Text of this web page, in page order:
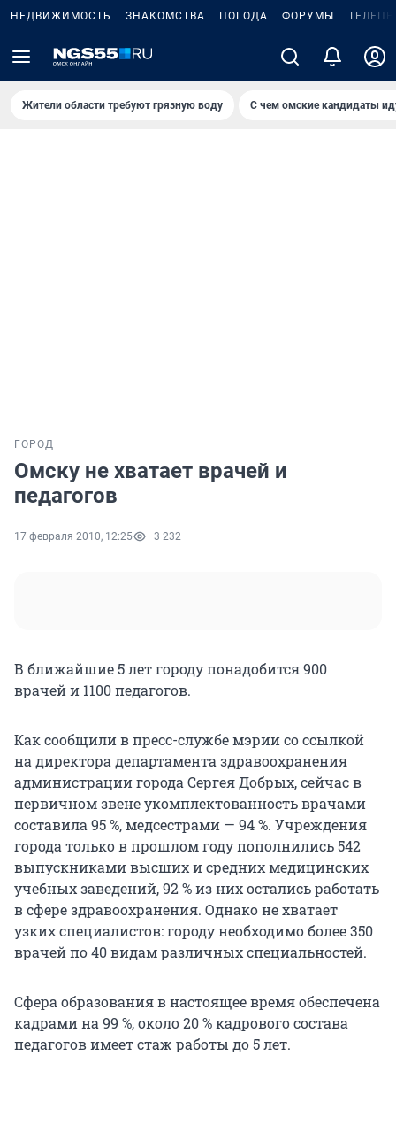
НЕДВИЖИМОСТЬ ЗНАКОМСТВА ПОГОДА ФОРУМЫ
Жители области требуют грязную воду С чем омские кандидаты
ГОРОД
Омску не хватает врачей и
педагогов
17 февраля 2010, 12:25 3 232
В ближайшие 5 лет городу понадобится 900
врачей и 1100 педагогов.
Как сообщили в пресс-службе мэрии со ссылкой
на директора департамента здравоохранения
администрации города Сергея Добрых, сейчас в
первичном звене укомплектованность врачами
составила 95 %, медсестрами — 94 %. Учреждения
города только в прошлом году пополнились 542
выпускниками высших и средних медицинских
учебных заведений, 92 % из них остались работать
в сфере здравоохранения. Однако не хватает
узких специалистов: городу необходимо более 350
врачей по 40 видам различных специальностей.
Сфера образования в настоящее время обеспечена
кадрами на 99 %, около 20 % кадрового состава
педагогов имеет стаж работы до 5 лет.